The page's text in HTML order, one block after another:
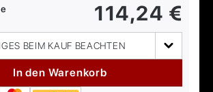
114,24 €
BEIM KAUF BEACHTEN
In den Warenkorb